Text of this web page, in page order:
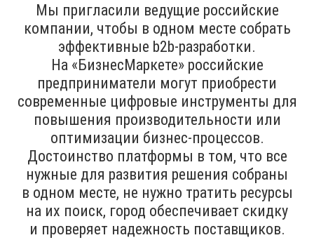
Мы пригласили ведущие российские
компании, чтобы в одном месте собрать
эффективные b2b-разработки.
На «БизнесМаркете» российские
предприниматели могут приобрести
современные цифровые инструменты для
повышения производительности или
оптимизации бизнес-процессов.
Достоинство платформы в том, что все
нужные для развития решения собраны
в одном месте, не нужно тратить ресурсы
на их поиск, город обеспечивает скидку
и проверяет надежность поставщиков.